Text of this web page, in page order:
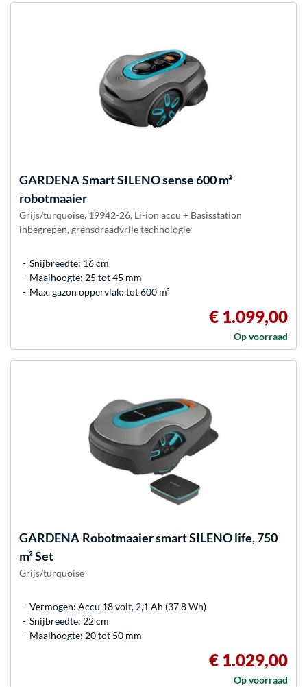
GARDENASmart SILENO sense 600 m²
robotmaaier
Grijs/turquoise, 19942-26, Li-ion accu + Basisstation
inbegrepen, grensdraadvrije technologie
Snijbreedte: 16 cm
Maaihoogte: 25 tot 45 mm
Max. gazon oppervlak: tot 600 m²
€ 1.099,00
Op voorraad
GARDENA Robotmaaier smart SILENO life, 750
m² Set
Grijs/turquoise
Vermogen: Accu 18 volt, 2,1 Ah (37,8 Wh)
Snijbreedte: 22 cm
Maaihoogte: 20 tot 50 mm
€ 1.029,00
Op voorraad